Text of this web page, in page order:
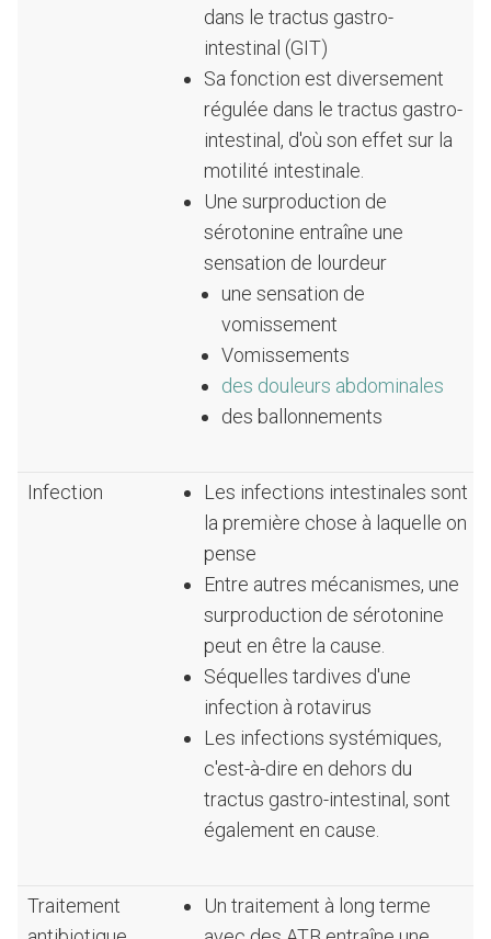
dans le tractus gastro-
intestinal (GIT)
Sa fonction est diversement
régulée dans le tractus gastro-
intestinal, d'où son effet sur la
motilité intestinale.
Une surproduction de
sérotonine entraîne une
sensation de lourdeur
une sensation de
vomissement
Vomissements
des douleurs abdominales
des ballonnements
Infection
Les infections intestinales sont
la première chose à laquelle on
pense
Entre autres mécanismes, une
surproduction de sérotonine
peut en être la cause.
Séquelles tardives d'une
infection à rotavirus
Les infections systémiques,
c'est-à-dire en dehors du
tractus gastro-intestinal, sont
également en cause.
Traitement
Un traitement à long terme